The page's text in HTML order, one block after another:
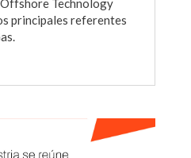
Technology
principales referentes